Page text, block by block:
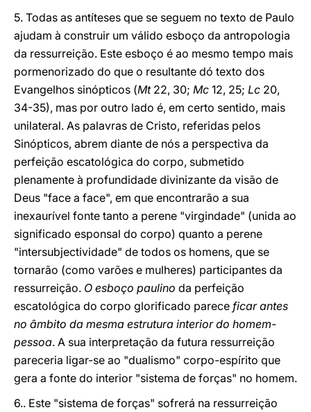
5. Todas as antíteses que se seguem no texto de Paulo
ajudam à construir um válido esboço da antropologia
da ressurreição. Este esboço é ao mesmo tempo mais
pormenorizado do que o resultante dó texto dos
Evangelhos sinópticos (Mt22, 30; Mc 12, 25; Lc 20,
34-35), mas por outro lado é, em certo sentido, mais
unilateral. As palavras de Cristo, referidas pelos
Sinópticos, abrem diante de nós a perspectiva da
perfeição escatológica do corpo, submetido
plenamente à profundidade divinizante da visão de
Deus "face a face", em que encontrarão a sua
inexaurível fonte tanto a perene "virgindade" (unida ao
significado esponsal do corpo) quanto a perene
"intersubjectividade" de todos os homens, que se
tornarão (como varões e mulheres) participantes da
ressurreição. O esboço paulino da perfeição
escatológica do corpo glorificado parece ficar antes
no âmbito da mesma estrutura interior do homem-
pessoa. A sua interpretação da futura ressurreição
pareceria ligar-se ao "dualismo" corpo-espírito que
gera a fonte do interior "sistema de forças" no homem.
6.. Este "sistema de forças" sofrerá na ressurreição